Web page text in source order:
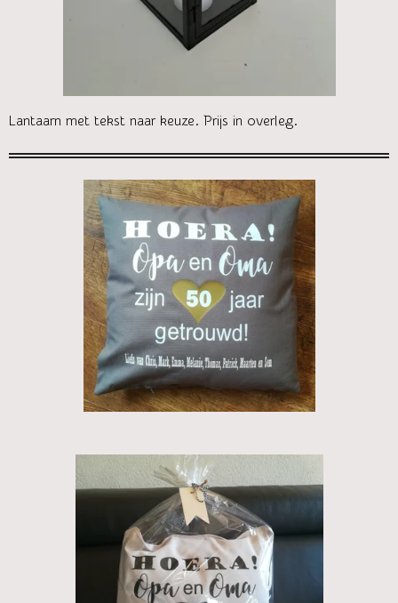
Lantaarn met tekst naar keuze. Prijs in overleg.